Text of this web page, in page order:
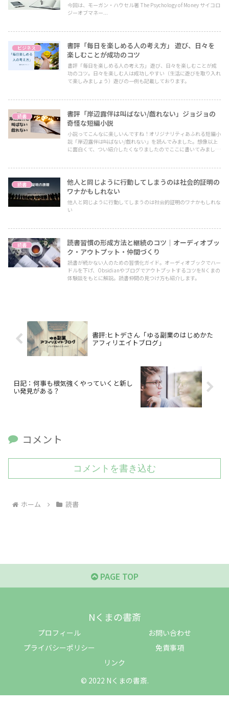
今回は、モーガン・ハウセル著 The Psychology of Money サイコロ
ジーオブマネー...
ビジネス
書評「毎日を楽しめる人の考え方」 遊び、日々を
楽しむことが成功のコツ
書評「毎日を楽しめる人の考え方」 遊び、日々を楽しむことが成
功のコツ。日々を楽しむ人は成功しやすい（生活に遊びを取り入れ
て楽しみましょう）遊びの一例も記載しております。
読書
書評「岸辺露伴は叫ばない/戯れない」ジョジョの
奇怪な短編小説
小説ってこんなに楽しいんですね！オリジナリティあふれる短編小
説「岸辺露伴は叫ばない/戯れない」を読んでみました。想像以上
に面白くて、つい紹介したくなりましたのでここに書いてみまし
読書
他人と同じように行動してしまうのは社会的証明の
ワナかもしれない
他人と同じように行動してしまうのは社会的証明のワナかもしれな
い
読書
読書習慣の形成方法と継続のコツ｜オーディオブッ
ク・アウトプット・仲間づくり
読書が続かない人のための習慣化ガイド。オーディオブックでハー
ドルを下げ、ObsidianやブログでアウトプットするコツをNくまの
体験談をもとに解説。読書仲間の見つけ方も紹介します。
書評:ヒトデさん「ゆる副業のはじめかた
アフィリエイトブログ」
日記：何事も根気強くやっていくと新し
い発見がある？
コメント
コメントを書き込む
ホーム 読書
PAGE TOP
Nくまの書斎
プロフィール
お問い合わせ
プライバシーポリシー
免責事項
リンク
© 2022 Nくまの書斎.